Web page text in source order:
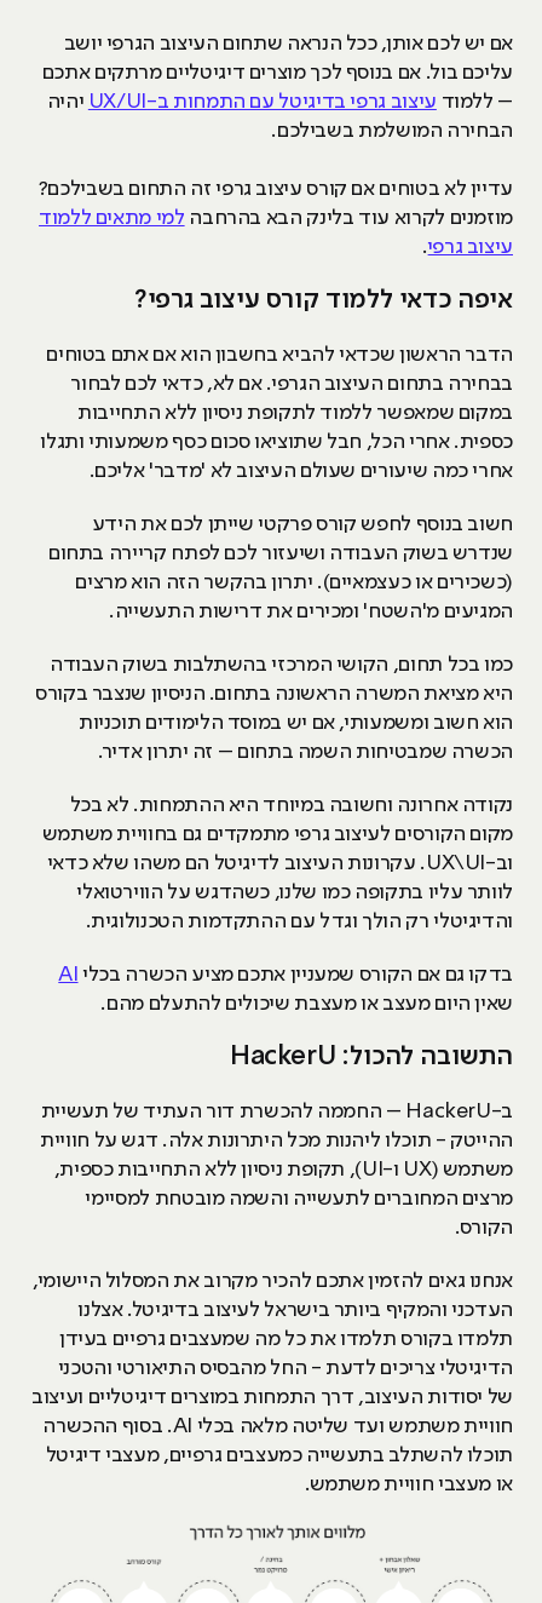
אם יש לכם אותן, ככל הנראה שתחום העיצוב הגרפי יושב
עליכם בול. אם בנוסף לכך מוצרים דיגיטליים מרתקים אתכם
– ללמוד עיצוב גרפי בדיגיטל עם התמחות ב-UX/UI
יהיה
הבחירה המושלמת בשבילכם.
עדיין לא בטוחים אם קורס עיצוב גרפי זה התחום בשבילכם?
מוזמנים לקרוא עוד בלינק הבא בהרחבה למי מתאים ללמוד
עיצוב גרפי.
איפה כדאי ללמוד קורס עיצוב גרפי?
הדבר הראשון שכדאי להביא בחשבון הוא אם אתם בטוחים
בבחירה בתחום העיצוב הגרפי. אם לא, כדאי לכם לבחור
במקום שמאפשר ללמוד לתקופת ניסיון ללא התחייבות
כספית. אחרי הכל, חבל שתוציאו סכום כסף משמעותי ותגלו
אחרי כמה שיעורים שעולם העיצוב לא 'מדבר' אליכם.
חשוב בנוסף לחפש קורס פרקטי שייתן לכם את הידע
שנדרש בשוק העבודה ושיעזור לכם לפתח קריירה בתחום
(כשכירים או כעצמאיים). יתרון בהקשר הזה הוא מרצים
המגיעים מ'השטח' ומכירים את דרישות התעשייה.
כמו בכל תחום, הקושי המרכזי בהשתלבות בשוק העבודה
היא מציאת המשרה הראשונה בתחום. הניסיון שנצבר בקורס
הוא חשוב ומשמעותי, אם יש במוסד הלימודים תוכניות
הכשרה שמבטיחות השמה בתחום – זה יתרון אדיר.
נקודה אחרונה וחשובה במיוחד היא ההתמחות. לא בכל
מקום הקורסים לעיצוב גרפי מתמקדים גם בחוויית משתמש
וב-UX\UI. עקרונות העיצוב לדיגיטל הם משהו שלא כדאי
לוותר עליו בתקופה כמו שלנו, כשהדגש על הווירטואלי
והדיגיטלי רק הולך וגדל עם ההתקדמות הטכנולוגית.
בדקו גם אם הקורס שמעניין אתכם מציע הכשרה בכלי AI
שאין היום מעצב או מעצבת שיכולים להתעלם מהם.
התשובה להכול: HackerU
ב-HackerU – החממה להכשרת דור העתיד של תעשיית
ההייטק - תוכלו ליהנות מכל היתרונות אלה. דגש על חוויית
משתמש (UX ו-UI), תקופת ניסיון ללא התחייבות כספית,
מרצים המחוברים לתעשייה והשמה מובטחת למסיימי
הקורס.
אנחנו גאים להזמין אתכם להכיר מקרוב את המסלול היישומי,
העדכני והמקיף ביותר בישראל לעיצוב בדיגיטל. אצלנו
תלמדו בקורס תלמדו את כל מה שמעצבים גרפיים בעידן
הדיגיטלי צריכים לדעת - החל מהבסיס התיאורטי והטכני
של יסודות העיצוב, דרך התמחות במוצרים דיגיטליים ועיצוב
חוויית משתמש ועד שליטה מלאה בכלי AI. בסוף ההכשרה
תוכלו להשתלב בתעשייה כמעצבים גרפיים, מעצבי דיגיטל
או מעצבי חוויית משתמש.